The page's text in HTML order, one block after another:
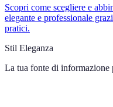
Scopri come scegliere e
elegante e professionale
pratici.
Stil Eleganza
La tua fonte di informazione